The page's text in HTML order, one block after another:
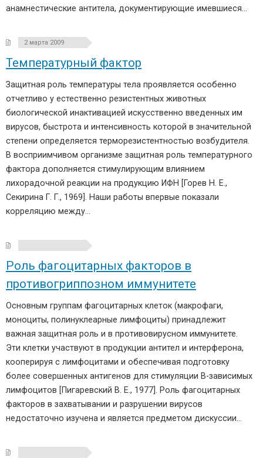
анамнестические антитела, документирующие имевшиеся…
2 марта 2009
Температурный фактор
Защитная роль температуры тела проявляется особенно
отчетливо у естественно резистентных животных
биологической инактивацией искусственно введенных им
вирусов, быстрота и интенсивность которой в значительной
степени определяется терморезистентностью возбудителя.
В восприимчивом организме защитная роль температурного
фактора дополняется стимулирующим влиянием
лихорадочной реакции на продукцию ИФН [Горев Н. Е.,
Секирина Г. Г., 1969]. Наши работы впервые показали
корреляцию между…
Роль фагоцитарных факторов в
противогриппозном иммунитете
Основным группам фагоцитарных клеток (макрофаги,
моноциты, полинуклеарные лимфоциты) принадлежит
важная защитная роль и в противовирусном иммунитете.
Эти клетки участвуют в продукции антител и интерферона,
кооперируя с лимфоцитами и обеспечивая подготовку
более совершенных антигенов для стимуляции В-зависимых
лимфоцитов [Пигаревский В. Е., 1977]. Роль фагоцитарных
факторов в захватывании и разрушении вирусов
недостаточно изучена и является предметом дискуссии…